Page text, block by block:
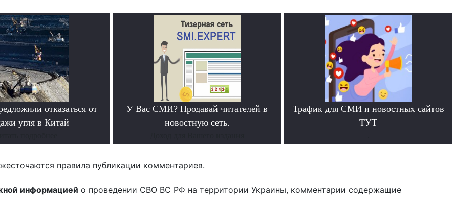
отказаться от
угля в Китай
У Вас СМИ? Продавай читателей в
новостную сеть.
Трафик для СМИ и новостных сайтов
ТУТ
правила публикации комментариев.
информацией о проведении СВО ВС РФ на территории Украины, комментарии содержащие